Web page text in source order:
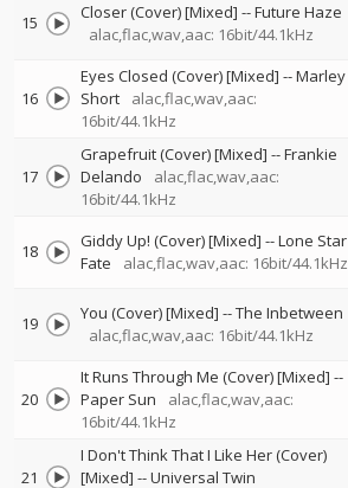
15 Closer (Cover) [Mixed] --Future Haze
alac,flac,wav,aac: 16bit/44.1kHz
16
Eyes Closed (Cover) [Mixed] --Marley
Short
alac,flac,wav,aac:
16bit/44.1kHz
17
Grapefruit (Cover) [Mixed] --Frankie
Delando
alac,flac,wav,aac:
16bit/44.1kHz
18 Giddy Up! (Cover) [Mixed] --Lone Star
Fate
alac,flac,wav,aac: 16bit/44.1kHz
19 You (Cover) [Mixed] --The Inbetween
alac,flac,wav,aac: 16bit/44.1kHz
20
It Runs Through Me (Cover) [Mixed] --
Paper Sun
alac,flac,wav,aac:
16bit/44.1kHz
21
I Don't Think That I Like Her (Cover)
[Mixed] --Universal Twin